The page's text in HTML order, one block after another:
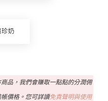
奶
品，我們會賺取一點點的分潤佣
價格。您可詳讀免責聲明與使用